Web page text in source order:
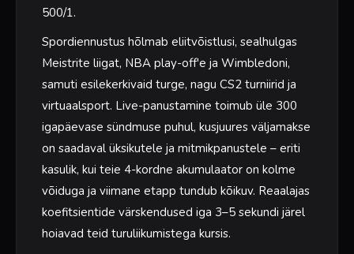
500/1.
Spordiennustus hõlmab eliitvõistlusi, sealhulgas
Meistrite liigat, NBA play-off'e ja Wimbledoni,
samuti esilekerkivaid turge, nagu CS2 turniirid ja
virtuaalsport. Live-panustamine toimub üle 300
igapäevase sündmuse puhul, kusjuures väljamakse
on saadaval üksikutele ja mitmikpanustele – eriti
kasulik, kui teie 4-kordne akumulaator on kolme
võiduga ja viimane etapp tundub kõikuv. Reaalajas
koefitsientide värskendused iga 3–5 sekundi järel
hoiavad teid turuliikumistega kursis.